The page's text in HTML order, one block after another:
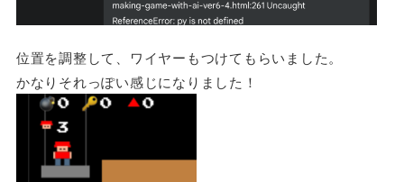
位置を調整して、ワイヤーもつけてもらいました。
かなりそれっぽい感じになりました！